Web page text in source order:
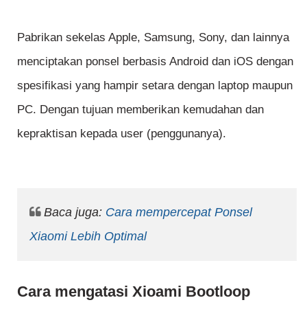
Pabrikan sekelas Apple, Samsung, Sony, dan lainnya
menciptakan ponsel berbasis Android dan iOS dengan
spesifikasi yang hampir setara dengan laptop maupun
PC. Dengan tujuan memberikan kemudahan dan
kepraktisan kepada user (penggunanya).
Baca juga: Cara mempercepat Ponsel
Xiaomi Lebih Optimal
Cara mengatasi Xioami Bootloop